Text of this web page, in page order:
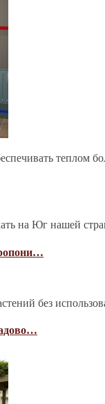
на Юг нашей
без